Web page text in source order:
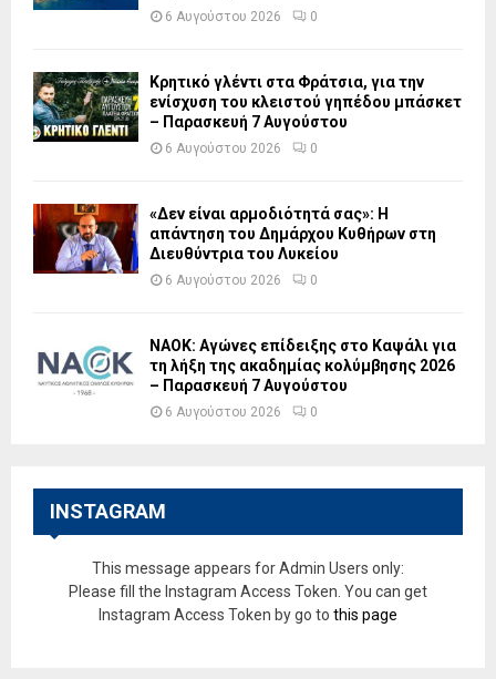
6 Αυγούστου 2026 0
Κρητικό γλέντι στα Φράτσια, για την
ενίσχυση του κλειστού γηπέδου μπάσκετ
– Παρασκευή 7 Αυγούστου
6 Αυγούστου 2026 0
«Δεν είναι αρμοδιότητά σας»: Η
απάντηση του Δημάρχου Κυθήρων στη
Διευθύντρια του Λυκείου
6 Αυγούστου 2026 0
ΝΑΟΚ: Αγώνες επίδειξης στο Καψάλι για
τη λήξη της ακαδημίας κολύμβησης 2026
– Παρασκευή 7 Αυγούστου
6 Αυγούστου 2026 0
INSTAGRAM
This message appears for Admin Users only:
Please fill the Instagram Access Token. You can get
Instagram Access Token by go to this page